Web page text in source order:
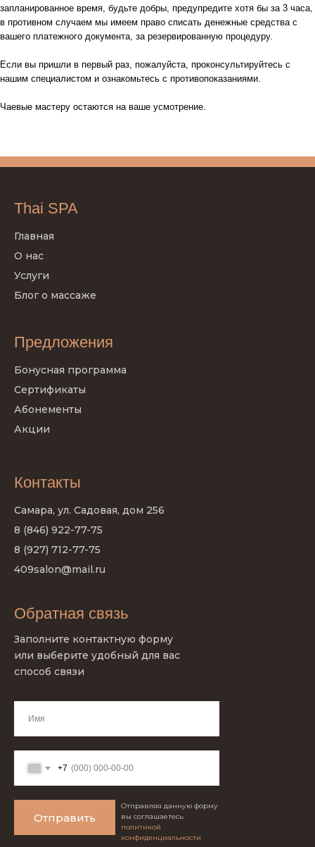
запланированное время, будьте добры, предупредите хотя бы за 3 часа,
в противном случаем мы имеем право списать денежные средства с
вашего платежного документа, за резервированную процедуру.
Если вы пришли в первый раз, пожалуйста, проконсультируйтесь с
нашим специалистом и ознакомьтесь с противопоказаниями.
Чаевые мастеру остаются на ваше усмотрение.
Thai SPA
Предложения
Контакты
Обратная связь
Главная
О нас
Услуги
Блог о массаже
Заполните контактную форму
или выберите удобный для вас
способ связи
Самара, ул. Садовая, дом 256
8 (846) 922-77-75
8 (927) 712-77-75
409salon@mail.ru
+7
Отправить
Бонусная программа
Сертификаты
Абонементы
Акции
Отправляя данную форму
вы соглашаетесь
политикой
конфиденциальности